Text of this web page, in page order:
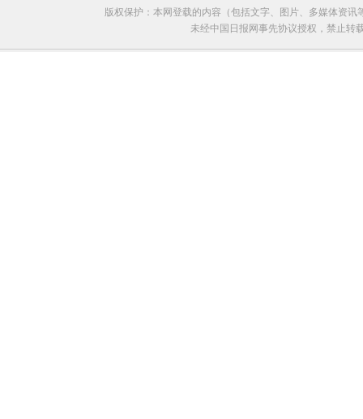
版权保护：本网登载的内容（包括文字、图片、多媒体资
未经中国日报网事先协议授权，禁止转